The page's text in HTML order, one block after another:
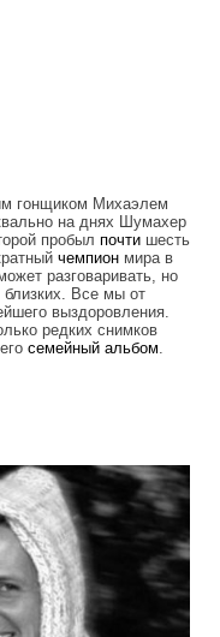
гонщиком Михаэлем
на днях Шумахер
пробыл почти шесть
чемпион мира в
разговаривать, но
близких. Все мы от
выздоровления.
редких снимков
семейный альбом